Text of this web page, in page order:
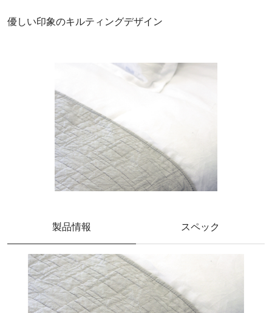
優しい印象のキルティングデザイン
製品情報 スペック